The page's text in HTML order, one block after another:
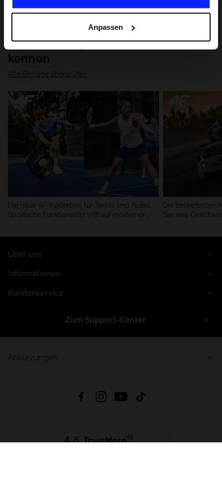
Anpassen
Lernen Sie Sport von Grund auf
kennen
Alle Einträge überprüfen
Die neue 4F-Kollektion für Tennis und Padel.
Sportliche Funktionalität trifft auf modernen
Die beliebtesten
Sie, was
Über uns
Informationen
Kundenservice
Zum Support-Center
4.8